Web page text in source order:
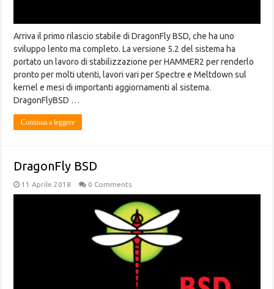
Arriva il primo rilascio stabile di DragonFly BSD, che ha uno
sviluppo lento ma completo. La versione 5.2 del sistema ha
portato un lavoro di stabilizzazione per HAMMER2 per renderlo
pronto per molti utenti, lavori vari per Spectre e Meltdown sul
kernel e mesi di importanti aggiornamenti al sistema.
DragonFlyBSD …
Continua a leggere
DragonFly BSD
11 Aprile 2018 0 Comments